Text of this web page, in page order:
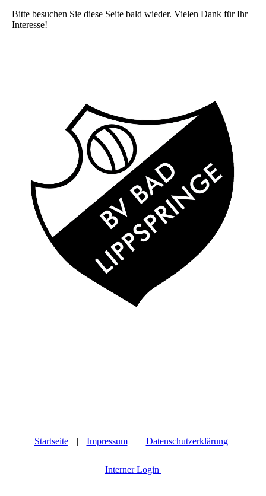
Bitte besuchen Sie diese Seite bald wieder. Vielen Dank für Ihr
Interesse!
Startseite | Impressum | Datenschutzerklärung |
Interner Login